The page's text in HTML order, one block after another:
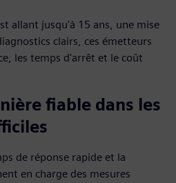
allant jusqu'à 15 ans, une mise
clairs, ces émetteurs
les temps d'arrêt et le coût
fiable dans les
de réponse rapide et la
en charge des mesures